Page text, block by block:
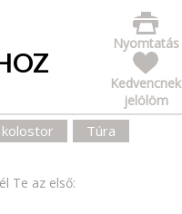
Nyomtatás
Kedvencnek
jelölöm
Túra
Te az első: